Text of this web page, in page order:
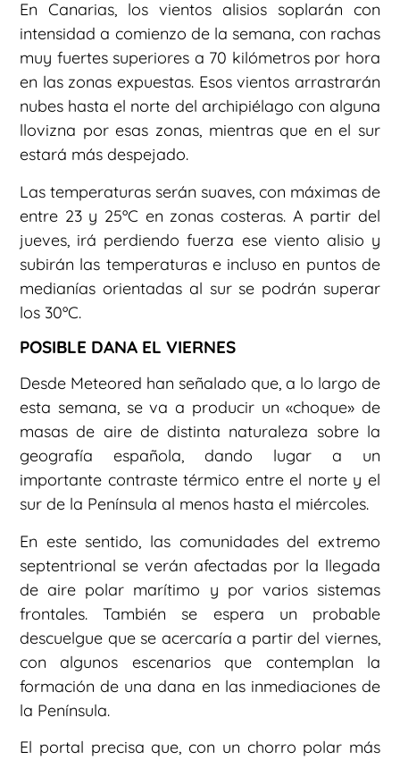
En Canarias, los vientos alisios soplarán con
intensidad a comienzo de la semana, con rachas
muy fuertes superiores a 70 kilómetros por hora
en las zonas expuestas. Esos vientos arrastrarán
nubes hasta el norte del archipiélago con alguna
llovizna por esas zonas, mientras que en el sur
estará más despejado.
Las temperaturas serán suaves, con máximas de
entre 23 y 25ºC en zonas costeras. A partir del
jueves, irá perdiendo fuerza ese viento alisio y
subirán las temperaturas e incluso en puntos de
medianías orientadas al sur se podrán superar
los 30ºC.
POSIBLE DANA EL VIERNES
Desde Meteored han señalado que, a lo largo de
esta semana, se va a producir un «choque» de
masas de aire de distinta naturaleza sobre la
geografía española, dando lugar a un
importante contraste térmico entre el norte y el
sur de la Península al menos hasta el miércoles.
En este sentido, las comunidades del extremo
septentrional se verán afectadas por la llegada
de aire polar marítimo y por varios sistemas
frontales. También se espera un probable
descuelgue que se acercaría a partir del viernes,
con algunos escenarios que contemplan la
formación de una dana en las inmediaciones de
la Península.
El portal precisa que, con un chorro polar más